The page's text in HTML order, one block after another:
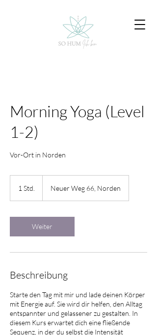
Morning Yoga (Level
1-2)
Vor-Ort in Norden
1 Std.
d
Neuer Weg 66, Norden
Weiter
Beschreibung
Starte den Tag mit mir und lade deinen Körper
mit Energie auf. Sie wird dir helfen, den Alltag
entspannter und gelassener zu gestalten. In
diesem Kurs erwartet dich eine fließende
Sequenz, in der du selbst die Intensität